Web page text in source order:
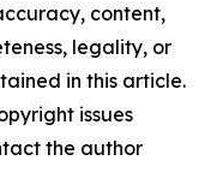
content,
legality, or
in this article.
issues
the author